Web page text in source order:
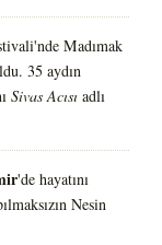
Madımak
35 aydın
Sivas Acısı adlı
'de hayatını
Nesin